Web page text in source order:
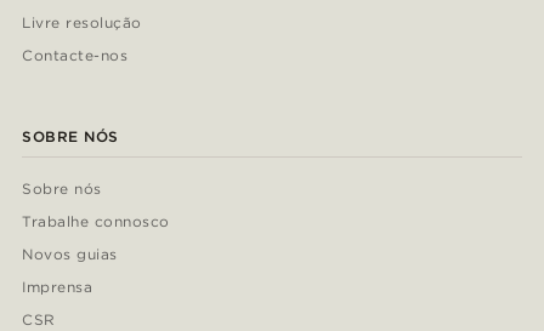
Livre resolução
Contacte-nos
SOBRE NÓS
Sobre nós
Trabalhe connosco
Novos guias
Imprensa
CSR